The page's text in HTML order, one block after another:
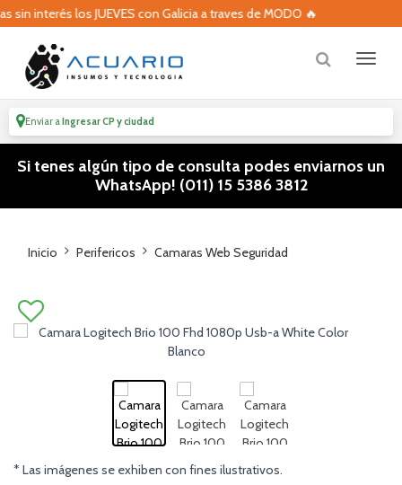
con Galicia a traves de MODO 🔥
Enviar aIngresar CP y ciudad
Si tenes algún tipo de consulta podes enviarnos un
WhatsApp! (011) 15 5386 3812
Inicio Perifericos Camaras Web Seguridad
* Las imágenes se exhiben con fines ilustrativos.